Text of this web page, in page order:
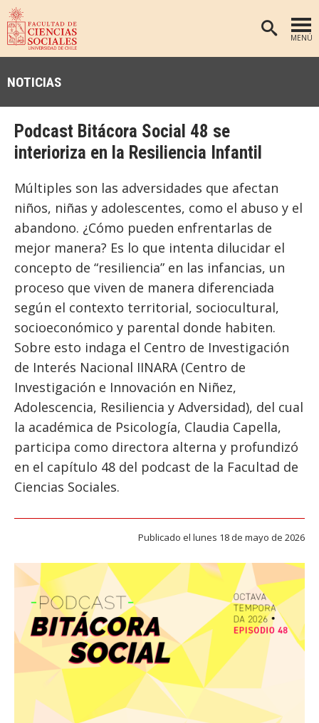
MENÚ
DEPARTAMENTOS
ANTROPOLOGÍA
PSICOLOGÍA
SOCIOLOGÍA
TRABAJO SOCIAL
PREGRADO
INVESTIGACIÓN
PUBLICACIONES
EXTENSIÓN
BIBLIOTECA
ADMISIÓN
ESTUDIANTES
ACADÉMICOS
FUNCIONARIOS
EGRESADOS
NOTICIAS
Podcast Bitácora Social 48 se
interioriza en la Resiliencia Infantil
Múltiples son las adversidades que afectan
niños, niñas y adolescentes, como el abuso y el
abandono. ¿Cómo pueden enfrentarlas de
mejor manera? Es lo que intenta dilucidar el
concepto de “resiliencia” en las infancias, un
proceso que viven de manera diferenciada
según el contexto territorial, sociocultural,
socioeconómico y parental donde habiten.
Sobre esto indaga el Centro de Investigación
de Interés Nacional IINARA (Centro de
Investigación e Innovación en Niñez,
Adolescencia, Resiliencia y Adversidad), del cual
la académica de Psicología, Claudia Capella,
participa como directora alterna y profundizó
en el capítulo 48 del podcast de la Facultad de
Ciencias Sociales.
Publicado el lunes 18 de mayo de 2026